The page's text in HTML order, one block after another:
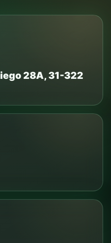
28A, 31-322